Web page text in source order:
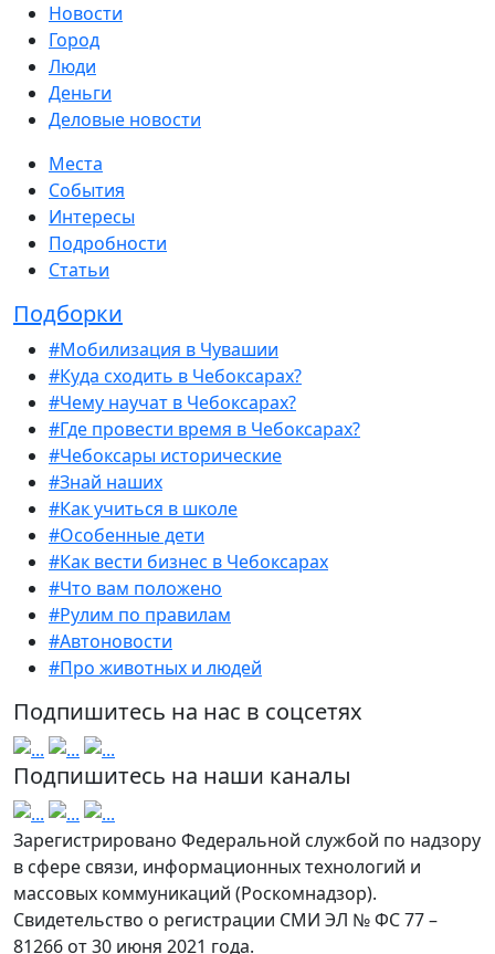
Новости
Город
Люди
Деньги
Деловые новости
Места
События
Интересы
Подробности
Статьи
Подборки
#Мобилизация в Чувашии
#Куда сходить в Чебоксарах?
#Чему научат в Чебоксарах?
#Где провести время в Чебоксарах?
#Чебоксары исторические
#Знай наших
#Как учиться в школе
#Особенные дети
#Как вести бизнес в Чебоксарах
#Что вам положено
#Рулим по правилам
#Автоновости
#Про животных и людей
Подпишитесь на нас в соцсетях
Подпишитесь на наши каналы
Зарегистрировано Федеральной службой по надзору
в сфере связи, информационных технологий и
массовых коммуникаций (Роскомнадзор).
Свидетельство о регистрации СМИ ЭЛ № ФС 77 –
81266 от 30 июня 2021 года.